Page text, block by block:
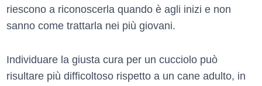
riescono a riconoscerla quando è agli inizi e non
sanno come trattarla nei più giovani.
Individuare la giusta cura per un cucciolo può
risultare più difficoltoso rispetto a un cane adulto, in